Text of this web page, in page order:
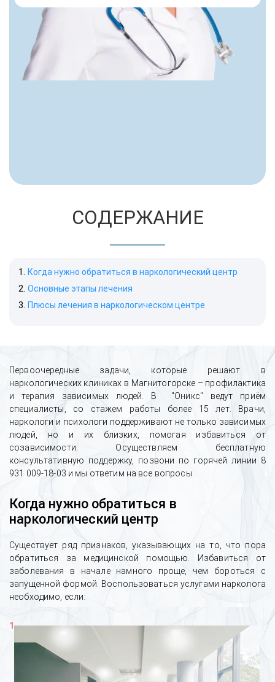
СОДЕРЖАНИЕ
Когда нужно обратиться в наркологический центр
Основные этапы лечения
Плюсы лечения в наркологическом центре
Первоочередные задачи, которые решают в
наркологических клиниках в Магнитогорске – профилактика
и терапия зависимых людей. В "Оникс" ведут приём
специалисты, со стажем работы более 15 лет. Врачи,
наркологи и психологи поддерживают не только зависимых
людей, но и их близких, помогая избавиться от
созависимости. Осуществляем бесплатную
консультативную поддержку, позвони по горячей линии 8
931 009-18-03 и мы ответим на все вопросы.
Когда нужно обратиться в
наркологический центр
Существует ряд признаков, указывающих на то, что пора
обратиться за медицинской помощью. Избавиться от
заболевания в начале намного проще, чем бороться с
запущенной формой. Воспользоваться услугами нарколога
необходимо, если: